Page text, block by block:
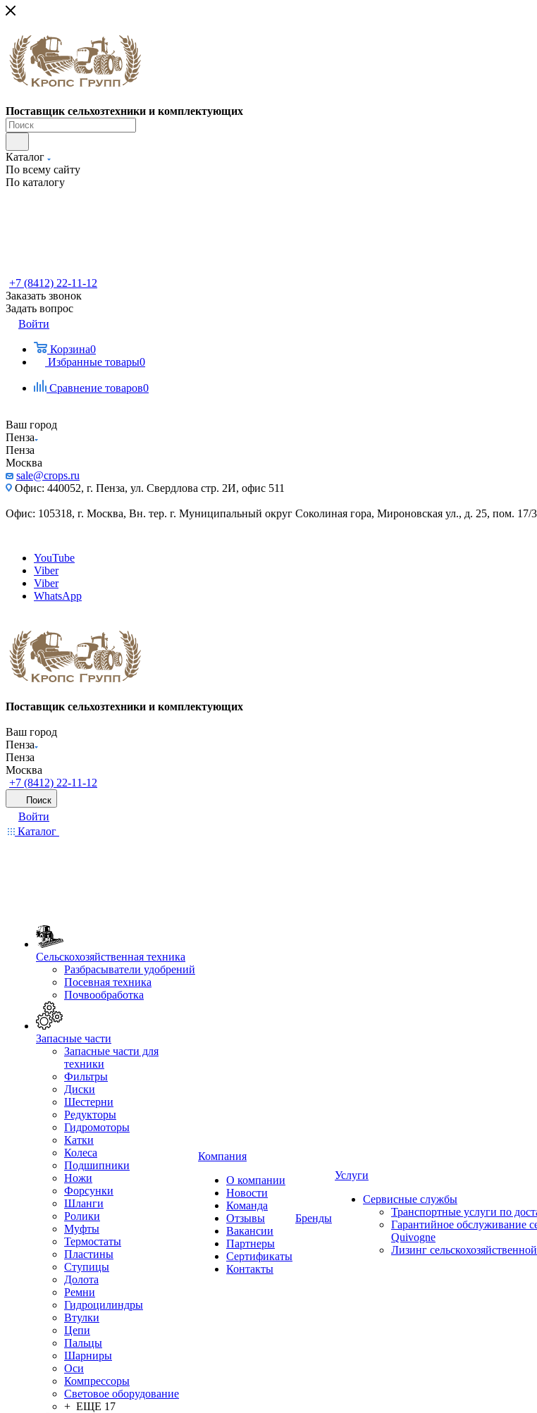
Поставщик сельхозтехники и комплектующих
Каталог
По всему сайту
По каталогу
+7 (8412) 22-11-12
Заказать звонок
Задать вопрос
Войти
Корзина0
Избранные товары0
Сравнение товаров0
Ваш город
Пенза
Пенза
Москва
sale@crops.ru
Офис: 440052, г. Пенза, ул. Свердлова стр. 2И, офис 511
Офис: 105318, г. Москва, Вн. тер. г. Муниципальный округ Соколиная гора, Мироновская ул., д. 25, пом. 17/
YouTube
Viber
Viber
WhatsApp
Поставщик сельхозтехники и комплектующих
Ваш город
Пенза
Пенза
Москва
+7 (8412) 22-11-12
Поиск
Войти
Каталог
Сельскохозяйственная техника
Разбрасыватели удобрений
Посевная техника
Почвообработка
Запасные части
Запасные части для
техники
Фильтры
Диски
Шестерни
Редукторы
Гидромоторы
Катки
Колеса
Подшипники
Ножи
Форсунки
Шланги
Ролики
Муфты
Термостаты
Пластины
Ступицы
Долота
Ремни
Гидроцилиндры
Втулки
Цепи
Пальцы
Шарниры
Оси
Компрессоры
Световое оборудование
+ ЕЩЕ 17
Компания
О компании
Новости
Команда
Отзывы
Вакансии
Партнеры
Сертификаты
Контакты
Бренды
Услуги
Сервисные службы
Транспортные услуги по
Гарантийное обслуживание
Quivogne
Лизинг